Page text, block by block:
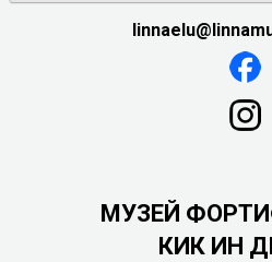
МУЗЕЙ
КИК ИН